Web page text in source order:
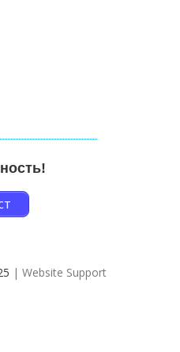
| Website Support